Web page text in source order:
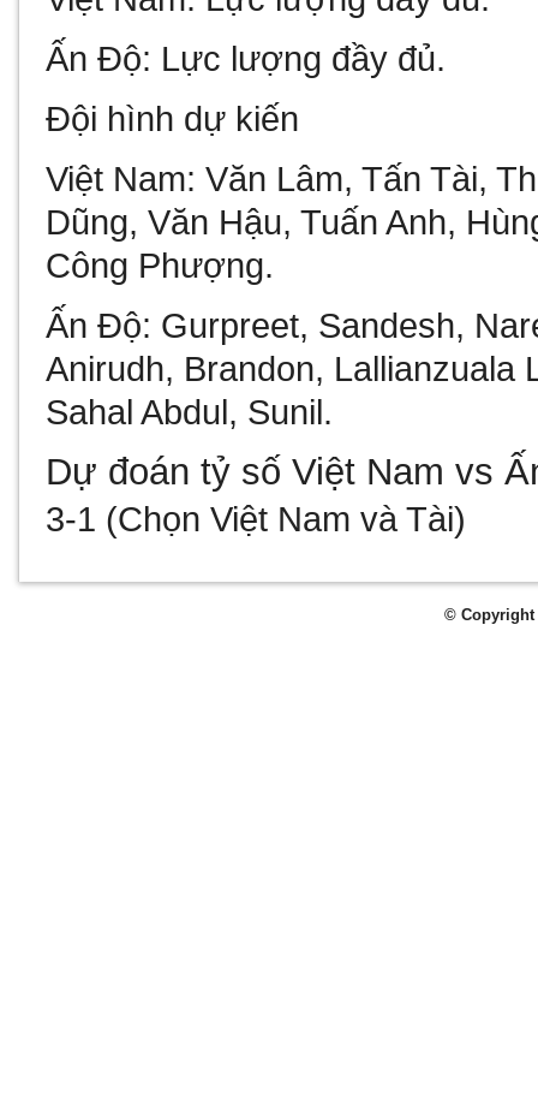
Ấn Độ: Lực lượng đầy đủ.
Đội hình dự kiến
Việt Nam: Văn Lâm, Tấn Tài,
Dũng, Văn Hậu, Tuấn Anh,
Công Phượng.
Ấn Độ: Gurpreet, Sandesh,
Anirudh, Brandon, Lallianzuala
Sahal Abdul, Sunil.
Dự đoán tỷ số Việt Nam vs
3-1 (Chọn Việt Nam và Tài)
© Copyright